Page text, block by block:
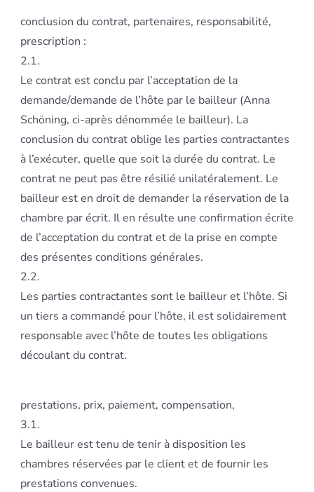
conclusion du contrat, partenaires, responsabilité,
prescription :
2.1.
Le contrat est conclu par l’acceptation de la
demande/demande de l’hôte par le bailleur (Anna
Schöning, ci-après dénommée le bailleur). La
conclusion du contrat oblige les parties contractantes
à l’exécuter, quelle que soit la durée du contrat. Le
contrat ne peut pas être résilié unilatéralement. Le
bailleur est en droit de demander la réservation de la
chambre par écrit. Il en résulte une confirmation écrite
de l’acceptation du contrat et de la prise en compte
des présentes conditions générales.
2.2.
Les parties contractantes sont le bailleur et l’hôte. Si
un tiers a commandé pour l’hôte, il est solidairement
responsable avec l’hôte de toutes les obligations
découlant du contrat.
prestations, prix, paiement, compensation,
3.1.
Le bailleur est tenu de tenir à disposition les
chambres réservées par le client et de fournir les
prestations convenues.